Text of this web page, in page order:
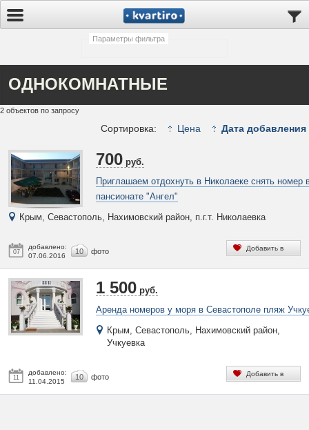
Параметры фильтра
ОДНОКОМНАТНЫЕ
2 объектов по запросу
Сортировка: Цена Дата добавления
07
добавлено:
07.06.2016
10 фото
700 руб.
Приглашаем отдохнуть в Николаеке снять номер
пансионате "Ангел"
Крым, Севастополь, Нахимовский район, п.г.т. Николаевка
Добавить в
11
добавлено:
11.04.2015
10 фото
1 500 руб.
Аренда номеров у моря в Севастополе пляж
Крым, Севастополь, Нахимовский район,
Учкуевка
Добавить в